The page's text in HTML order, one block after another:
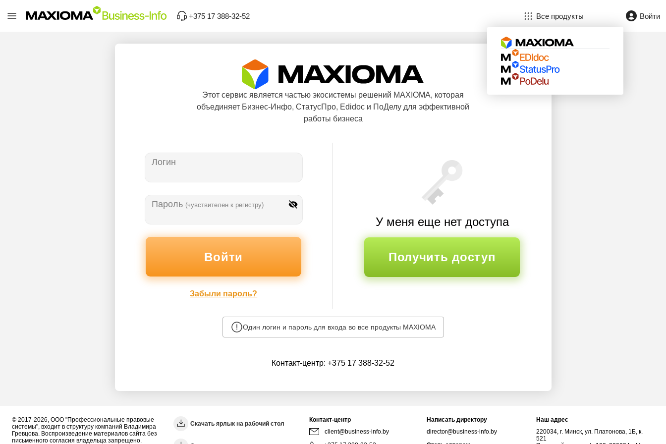
+375 17 388-32-52 Все продукты Войти
Этот сервис является частью экосистемы решений MAXIOMA, которая
объединяет Бизнес-Инфо, СтатусПро, Edidoc и ПоДелу для эффективной
работы бизнеса
Логин
Пароль (чувствителен к регистру)
Забыли пароль?
У меня еще нет доступа
Получить доступ
Один логин и пароль для входа во все продукты MAXIOMA
Контакт-центр: +375 17 388-32-52
© 2017-2026, ООО "Профессиональные правовые
системы", входит в структуру компаний Владимира
Гревцова. Воспроизведение материалов сайта без
письменного согласия владельца запрещено.
Скачать ярлык на рабочий стол
Контакт-центр
client@business-info.by
Написать директору
director@business-info.by
Наш адрес
220034, г. Минск, ул. Платонова, 1Б, к.
521